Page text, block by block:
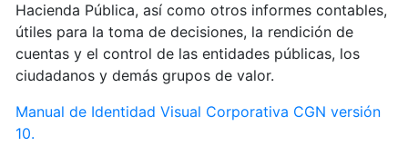
Hacienda Pública, así como otros informes contables,
útiles para la toma de decisiones, la rendición de
cuentas y el control de las entidades públicas, los
ciudadanos y demás grupos de valor.
Manual de Identidad Visual Corporativa CGN versión
10.